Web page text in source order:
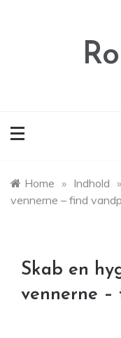
Home » Indhold »
vennerne – find
Skab en
vennerne